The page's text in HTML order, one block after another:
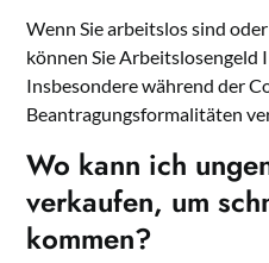
Wenn Sie arbeitslos sind
können Sie Arbeitslosengeld
Insbesondere während der
Beantragungsformalitäten
Wo kann ich
verkaufen, um
kommen?